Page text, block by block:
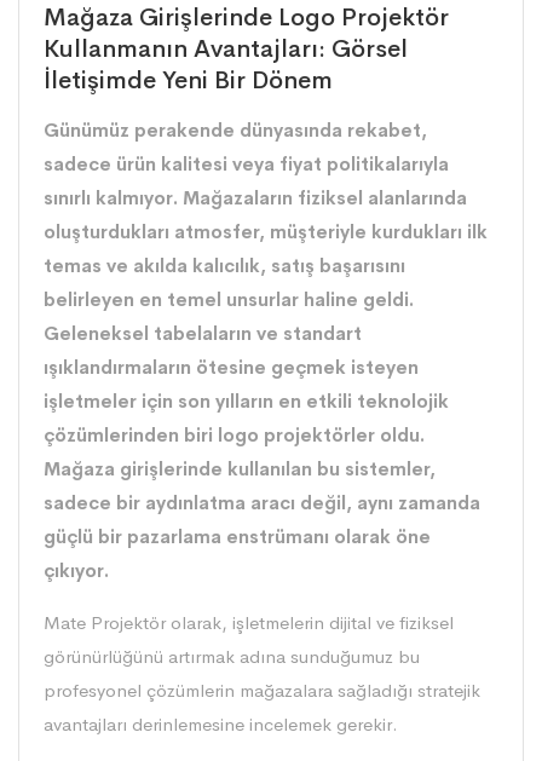
Mağaza Girişlerinde Logo Projektör
Kullanmanın Avantajları: Görsel
İletişimde Yeni Bir Dönem
Günümüz perakende dünyasında rekabet,
sadece ürün kalitesi veya fiyat politikalarıyla
sınırlı kalmıyor. Mağazaların fiziksel alanlarında
oluşturdukları atmosfer, müşteriyle kurdukları ilk
temas ve akılda kalıcılık, satış başarısını
belirleyen en temel unsurlar haline geldi.
Geleneksel tabelaların ve standart
ışıklandırmaların ötesine geçmek isteyen
işletmeler için son yılların en etkili teknolojik
çözümlerinden biri logo projektörler oldu.
Mağaza girişlerinde kullanılan bu sistemler,
sadece bir aydınlatma aracı değil, aynı zamanda
güçlü bir pazarlama enstrümanı olarak öne
çıkıyor.
Mate Projektörolarak, işletmelerin dijital ve fiziksel
görünürlüğünü artırmak adına sunduğumuz bu
profesyonel çözümlerin mağazalara sağladığı stratejik
avantajları derinlemesine incelemek gerekir.